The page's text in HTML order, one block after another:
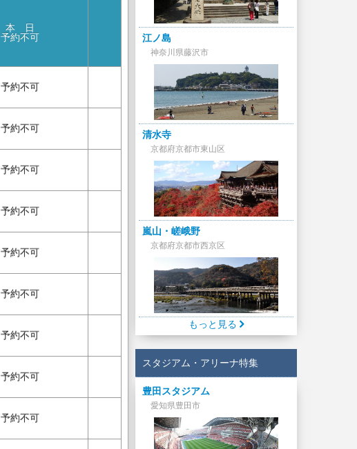
本 日
予約不可
予約不可
予約不可
予約不可
予約不可
予約不可
予約不可
予約不可
予約不可
予約不可
江ノ島
神奈川県藤沢市
清水寺
京都府京都市東山区
嵐山・嵯峨野
京都府京都市西京区
もっと見る
スタジアム・アリーナ特集
豊田スタジアム
愛知県豊田市